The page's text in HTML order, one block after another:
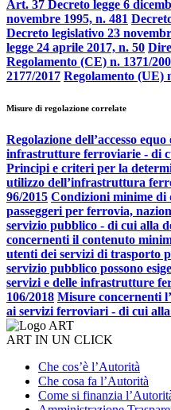
Art. 37 Decreto legge 6
novembre 1995, n. 481
Decreto legislativo 23
legge 24 aprile 2017, n. 50
Regolamento (CE) n. 1371/
2177/2017 Regolamento (UE)
Misure di regolazione correlate
Regolazione dell’accesso
infrastrutture ferroviarie - di
Principi e criteri per la
utilizzo dell’infrastruttura
96/2015 Condizioni minime di
passeggeri per ferrovia,
servizio pubblico - di cui alla
concernenti il contenuto
utenti dei servizi di trasporto
servizio pubblico possono
servizi e delle infrastrutture
106/2018 Misure concernenti
ai servizi ferroviari - di cui
ART IN UN CLICK
Che cos’è l’Autorità
Che cosa fa l’Autorità
Come si finanzia